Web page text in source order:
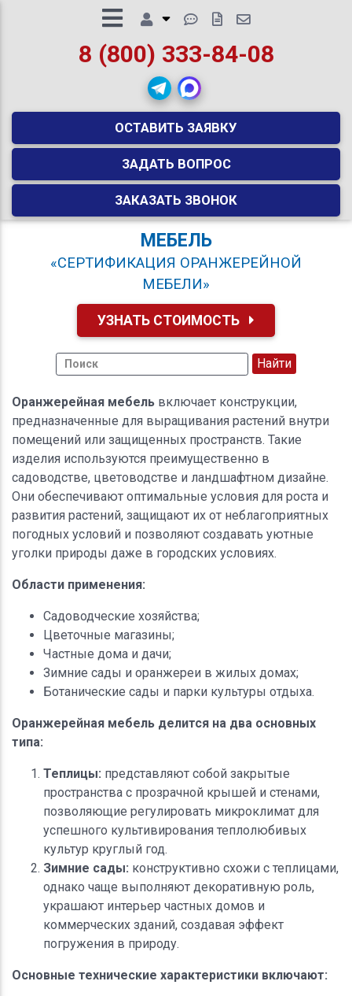
8 (800) 333-84-08
ОСТАВИТЬ ЗАЯВКУ
ЗАДАТЬ ВОПРОС
ЗАКАЗАТЬ ЗВОНОК
МЕБЕЛЬ
«СЕРТИФИКАЦИЯ ОРАНЖЕРЕЙНОЙ
МЕБЕЛИ»
УЗНАТЬ СТОИМОСТЬ
Оранжерейная мебель включает конструкции,
предназначенные для выращивания растений внутри
помещений или защищенных пространств. Такие
изделия используются преимущественно в
садоводстве, цветоводстве и ландшафтном дизайне.
Они обеспечивают оптимальные условия для роста и
развития растений, защищают их от неблагоприятных
погодных условий и позволяют создавать уютные
уголки природы даже в городских условиях.
Области применения:
Садоводческие хозяйства;
Цветочные магазины;
Частные дома и дачи;
Зимние сады и оранжереи в жилых домах;
Ботанические сады и парки культуры отдыха.
Оранжерейная мебель делится на два основных
типа:
Теплицы: представляют собой закрытые
пространства с прозрачной крышей и стенами,
позволяющие регулировать микроклимат для
успешного культивирования теплолюбивых
культур круглый год.
Зимние сады: конструктивно схожи с теплицами,
однако чаще выполняют декоративную роль,
украшают интерьер частных домов и
коммерческих зданий, создавая эффект
погружения в природу.
Основные технические характеристики включают: